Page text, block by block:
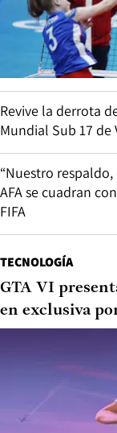
Revive la derrota
Mundial Sub 17
“Nuestro
AFA se cuadran
FIFA
TECNOLOGÍA
GTA VI
en exclusiva